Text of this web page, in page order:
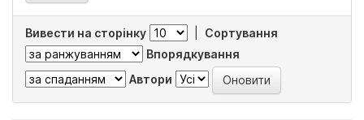
Вивести на сторінку
Сортування
Впорядкування
Автори